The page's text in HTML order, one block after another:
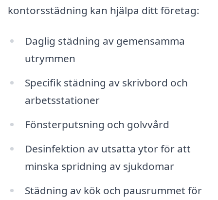
kontorsstädning kan hjälpa ditt företag:
Daglig städning av gemensamma
utrymmen
Specifik städning av skrivbord och
arbetsstationer
Fönsterputsning och golvvård
Desinfektion av utsatta ytor för att
minska spridning av sjukdomar
Städning av kök och pausrummet för